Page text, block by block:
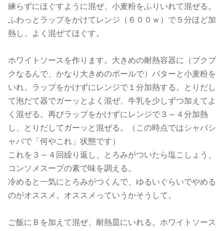
練らずにほぐすように混ぜ、小麦粉をふりいれて混ぜる。
ふわっとラップをかけてレンジ（６００ｗ）で５分ほど加
熱し、よく混ぜてほぐす。
ホワイトソースを作ります。大きめの耐熱容器に（ブクブ
クなるんで、かなり大きめのボールで）バターと小麦粉を
いれ、ラップをかけずにレンジで１分加熱する。とりだし
て泡だて器でガーッとよく混ぜ、牛乳を少しずつ加えてよ
く混ぜる。再びラップをかけずにレンジで３～４分加熱
し、とりだしてガーッと混ぜる。（この時点ではシャバシ
ャバで「何やこれ」状態です）
これを３～４回繰り返し、とろみがついたら塩こしょう、
コンソメスープの素で味を調える。
冷めると一気にとろみがつくんで、ゆるいぐらいでやめる
のがオススメ。オススメっていうかそうして。
ご飯にＢを加えて混ぜ、耐熱皿にいれる。ホワイトソース